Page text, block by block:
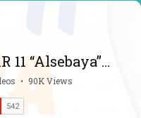
11 “Alsebaya”
• 90K Views